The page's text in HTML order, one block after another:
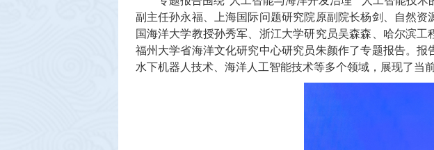
副主任孙永福、上海国际问题研究院原副院长杨剑、自然
国海洋大学教授孙秀军、浙江大学研究员吴森森、哈尔滨
福州大学省海洋文化研究中心研究员朱颜作了专题报告。
水下机器人技术、海洋人工智能技术等多个领域，展现了当